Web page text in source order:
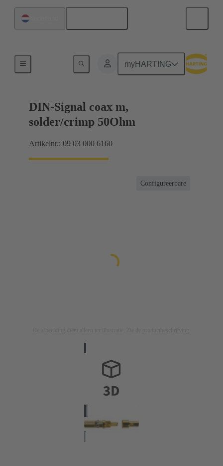
myHARTING
DIN-Signal coax m,
solder/crimp 50Ohm
Artikelnr.: 09 03 000 6160
Configureerbare